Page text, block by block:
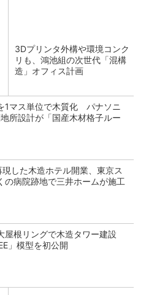
3Dプリンタ外構や環境コンク
リも、鴻池組の次世代「混構
造」オフィス計画
1マス単位で木質化 パナソニ
所設計が「国産木材格子ルー
現した木造ホテル開業、東京ス
の病院跡地で三井ホームが施工
屋根リングで木造タワー建設
」模型を初公開